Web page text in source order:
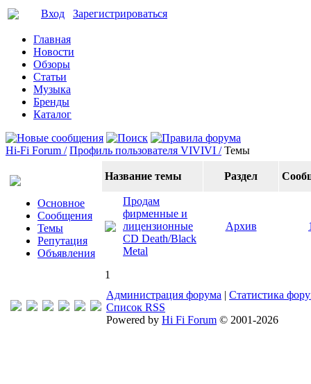
Вход Зарегистрироваться
Главная
Новости
Обзоры
Статьи
Музыка
Бренды
Каталог
Hi-Fi Forum / Профиль пользователя VIVIVI / Темы
Основное
Сообщения
Темы
Репутация
Объявления
Название темы Раздел
Продам
фирменные и
лицензионные
CD Death/Black
Metal
Архив
1
Администрация форума | Статистика
Список RSS
Powered by Hi Fi Forum © 2001-2026